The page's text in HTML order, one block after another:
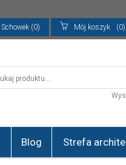
Schowek (0) Mój koszyk (0)
Blog Strefa